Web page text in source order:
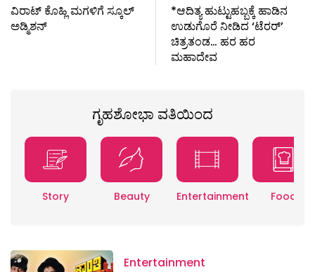
ವಿರಾಟ್‌ ಕೊಹ್ಲಿ ಮಗಳಿಗೆ ಸ್ಕೂಲ್
ಅಡ್ಮಿಶನ್‌
*ಆದಿತ್ಯ ಹುಟ್ಟುಹಬ್ಬಕ್ಕೆ ಹಾಡಿನ
ಉಡುಗೊರೆ ನೀಡಿದ ‘ಟೆರರ್’
ಚಿತ್ರತಂಡ… ಹರ ಹರ
ಮಹಾದೇವ
ಗೃಹಶೋಭಾ ವತಿಯಿಂದ
Story Beauty Entertainment Food
Entertainment